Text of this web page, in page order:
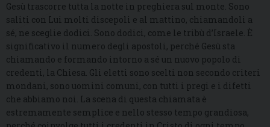
Gesù trascorre tutta la notte in preghiera sul monte. Sono
saliti con Lui molti discepoli e al mattino, chiamandoli a
sé, ne sceglie dodici. Sono dodici, come le tribù d’Israele. È
significativo il numero degli apostoli, perché Gesù sta
chiamando e formando intorno a sé un nuovo popolo di
credenti, la Chiesa. Gli eletti sono scelti non secondo criteri
mondani, sono uomini comuni, con tutti i pregi e i difetti
che abbiamo noi. La scena di questa chiamata è
estremamente semplice e nello stesso tempo grandiosa,